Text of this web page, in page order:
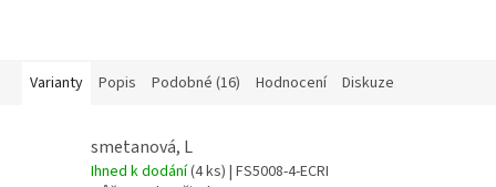
Varianty Popis Podobné (16) Hodnocení Diskuze
smetanová, L
Ihned k dodání(4 ks) | FS5008-4-ECRI